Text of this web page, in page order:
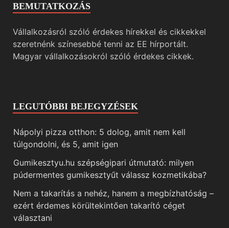
BEMUTATKOZÁS
Vállalkozásról szóló érdekes hírekkel és cikkekkel
szeretnénk színesebbé tenni az EE hírportált.
Magyar vállalkozásokról szóló érdekes cikkek.
LEGUTÓBBI BEJEGYZÉSEK
Nápolyi pizza otthon: 5 dolog, amit nem kell
túlgondolni, és 5, amit igen
Gumikesztyu.hu szépségipari útmutató: milyen
púdermentes gumikesztyűt válassz kozmetikába?
Nem a takarítás a nehéz, hanem a megbízhatóság –
ezért érdemes körültekintően takarító céget
választani